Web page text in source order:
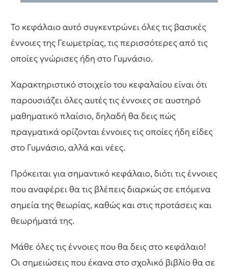
Το κεφάλαιο αυτό συγκεντρώνει όλες τις βασικές
έννοιες της Γεωμετρίας, τις περισσότερες από τις
οποίες γνώρισες ήδη στο Γυμνάσιο.
Χαρακτηριστικό στοιχείο του κεφαλαίου είναι ότι
παρουσιάζει όλες αυτές τις έννοιες σε αυστηρό
μαθηματικό πλαίσιο, δηλαδή θα δεις πώς
πραγματικά ορίζονται έννοιες τις οποίες ήδη είδες
στο Γυμνάσιο, αλλά και νέες.
Πρόκειται για σημαντικό κεφάλαιο, διότι τις έννοιες
που αναφέρει θα τις βλέπεις διαρκώς σε επόμενα
σημεία της θεωρίας, καθώς και στις προτάσεις και
θεωρήματά της.
Μάθε όλες τις έννοιες που θα δεις στο κεφάλαιο!
Οι σημειώσεις που έκανα στο σχολικό βιβλίο θα σε